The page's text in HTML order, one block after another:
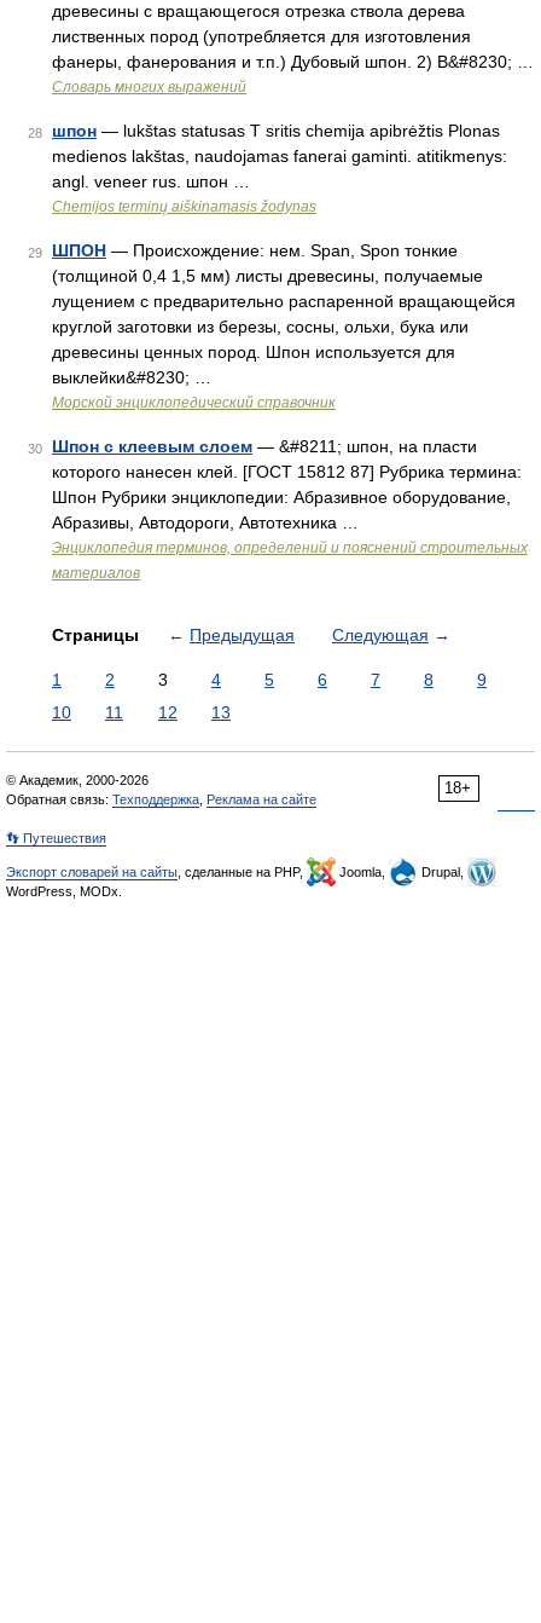
древесины с вращающегося отрезка ствола дерева
лиственных пород (употребляется для изготовления
фанеры, фанерования и т.п.) Дубовый шпон. 2) В&#8230; …
Словарь многих выражений
28 шпон — lukštas statusas T sritis chemija apibrėžtis Plonas
medienos lakštas, naudojamas fanerai gaminti. atitikmenys:
angl. veneer rus. шпон …
Chemijos terminų aiškinamasis žodynas
29 ШПОН — Происхождение: нем. Span, Spon тонкие
(толщиной 0,4 1,5 мм) листы древесины, получаемые
лущением с предварительно распаренной вращающейся
круглой заготовки из березы, сосны, ольхи, бука или
древесины ценных пород. Шпон используется для
выклейки&#8230; …
Морской энциклопедический справочник
30 Шпон с клеевым слоем — &#8211; шпон, на пласти
которого нанесен клей. [ГОСТ 15812 87] Рубрика термина:
Шпон Рубрики энциклопедии: Абразивное оборудование,
Абразивы, Автодороги, Автотехника …
Энциклопедия терминов, определений и пояснений строительных
материалов
Страницы ← Предыдущая Следующая →
1 2 3 4 5 6 7 8
9
10
11 12 13
18+
© Академик, 2000-2026
Обратная связь: Техподдержка Реклама на сайте
👣 Путешествия
Экспорт словарей на сайты , сделанные на PHP, Joomla,
Drupal,
WordPress, MODx.